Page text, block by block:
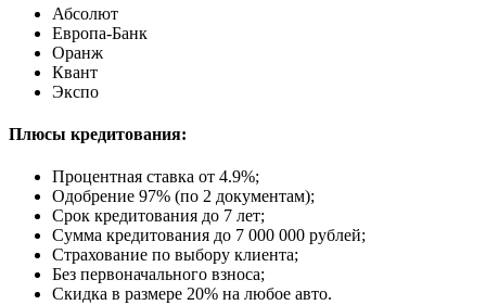
Абсолют
Европа-Банк
Оранж
Квант
Экспо
Плюсы кредитования:
Процентная ставка от 4.9%;
Одобрение 97% (по 2 документам);
Срок кредитования до 7 лет;
Сумма кредитования до 7 000 000 рублей;
Страхование по выбору клиента;
Без первоначального взноса;
Скидка в размере 20% на любое авто.